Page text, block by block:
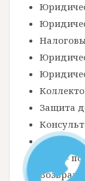
Защита
Суд —
Возврат